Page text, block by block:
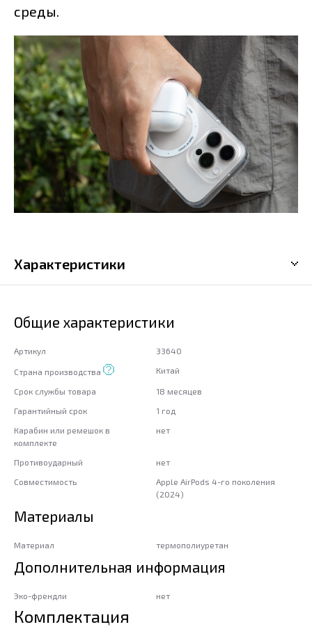
среды.
Характеристики
Общие характеристики
Артикул 33640
Страна производства Китай
Срок службы товара
18 месяцев
Гарантийный срок
1 год
Карабин или ремешок в
комплекте
нет
Противоударный
нет
Совместимость
Apple AirPods 4-го поколения
(2024)
Материалы
Материал термополиуретан
Дополнительная информация
Эко-френдли нет
Комплектация